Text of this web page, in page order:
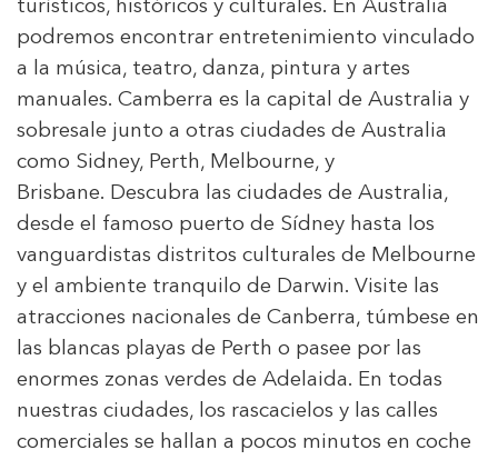
turísticos, históricos y culturales. En Australia
podremos encontrar entretenimiento vinculado
a la música, teatro, danza, pintura y artes
manuales. Camberra es la capital de Australia y
sobresale junto a otras ciudades de Australia
como Sidney, Perth, Melbourne, y
Brisbane. Descubra las ciudades de Australia,
desde el famoso puerto de Sídney hasta los
vanguardistas distritos culturales de Melbourne
y el ambiente tranquilo de Darwin. Visite las
atracciones nacionales de Canberra, túmbese en
las blancas playas de Perth o pasee por las
enormes zonas verdes de Adelaida. En todas
nuestras ciudades, los rascacielos y las calles
comerciales se hallan a pocos minutos en coche